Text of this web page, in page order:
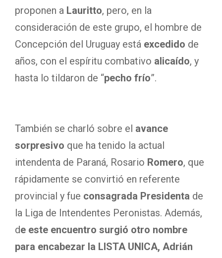
proponen a Lauritto, pero, en la
consideración de este grupo, el hombre de
Concepción del Uruguay está excedido de
años, con el espíritu combativo alicaído, y
hasta lo tildaron de “pecho frío”.
También se charló sobre el avance
sorpresivo que ha tenido la actual
intendenta de Paraná, Rosario Romero, que
rápidamente se convirtió en referente
provincial y fue consagrada Presidenta de
la Liga de Intendentes Peronistas. Además,
de este encuentro surgió otro nombre
para encabezar la LISTA UNICA, Adrián